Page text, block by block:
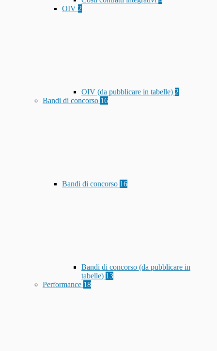
OIV 2
OIV (da pubblicare in tabelle) 2
Bandi di concorso 16
Bandi di concorso 16
Bandi di concorso (da pubblicare in
tabelle) 13
Performance 18